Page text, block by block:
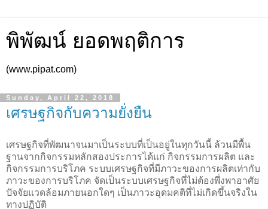
พิพัฒน์ ยอดพฤติการ
(www.pipat.com)
Sunday, April 22, 2018
เศรษฐกิจกับความยั่งยืน
เศรษฐกิจที่พัฒนาจนมาเป็นระบบที่เป็นอยู่ในทุกวันนี้ ล้วนมีพื้น
ฐานจากกิจกรรมหลักสองประการได้แก่ กิจกรรมการผลิต และ
กิจกรรมการบริโภค ระบบเศรษฐกิจที่มีภาวะของการผลิตเท่ากับ
ภาวะของการบริโภค จัดเป็นระบบเศรษฐกิจที่ไม่ต้องพึ่งพาอาศัย
ปัจจัยแวดล้อมภายนอกใดๆ เป็นภาวะอุดมคติที่ไม่เกิดขึ้นจริงใน
ทางปฏิบัติ